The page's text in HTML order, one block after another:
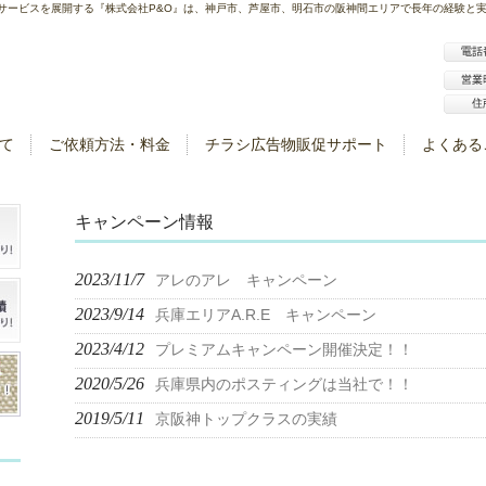
ビスを展開する『株式会社P&O』は、神戸市、芦屋市、明石市の阪神間エリアで長年の経験と
ご依頼方法・料金 チラシ広告物販促サポート よくあ
キャンペーン情報
2023/11/7 アレのアレ キャンペーン
2023/9/14 兵庫エリアA.R.E キャンペーン
2023/4/12 プレミアムキャンペーン開催決定！！
2020/5/26 兵庫県内のポスティングは当社で！！
2019/5/11 京阪神トップクラスの実績